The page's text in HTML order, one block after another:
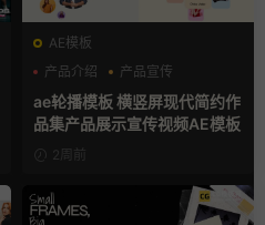
AE模板
产品介绍
产品宣传
产品展示
ae轮播模板 横竖屏现代简约作
品集产品展示宣传视频AE模板
2周前